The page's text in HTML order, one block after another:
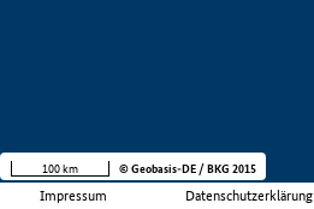
Impressum Datenschutzerklärung
100 km © Geobasis-DE / BKG 2015